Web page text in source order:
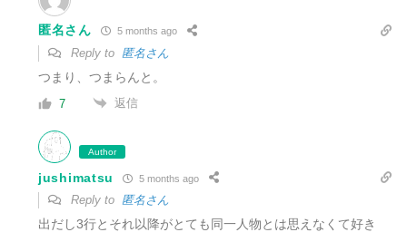
匿名さん 5 months ago
Reply to 匿名さん
つまり、つまらんと。
7 返信
Author
jushimatsu 5 months ago
Reply to 匿名さん
出だし3行とそれ以降がとても同一人物とは思えなくて好き